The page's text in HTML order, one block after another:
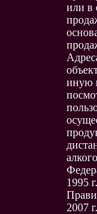
или в
иную
1995
2007